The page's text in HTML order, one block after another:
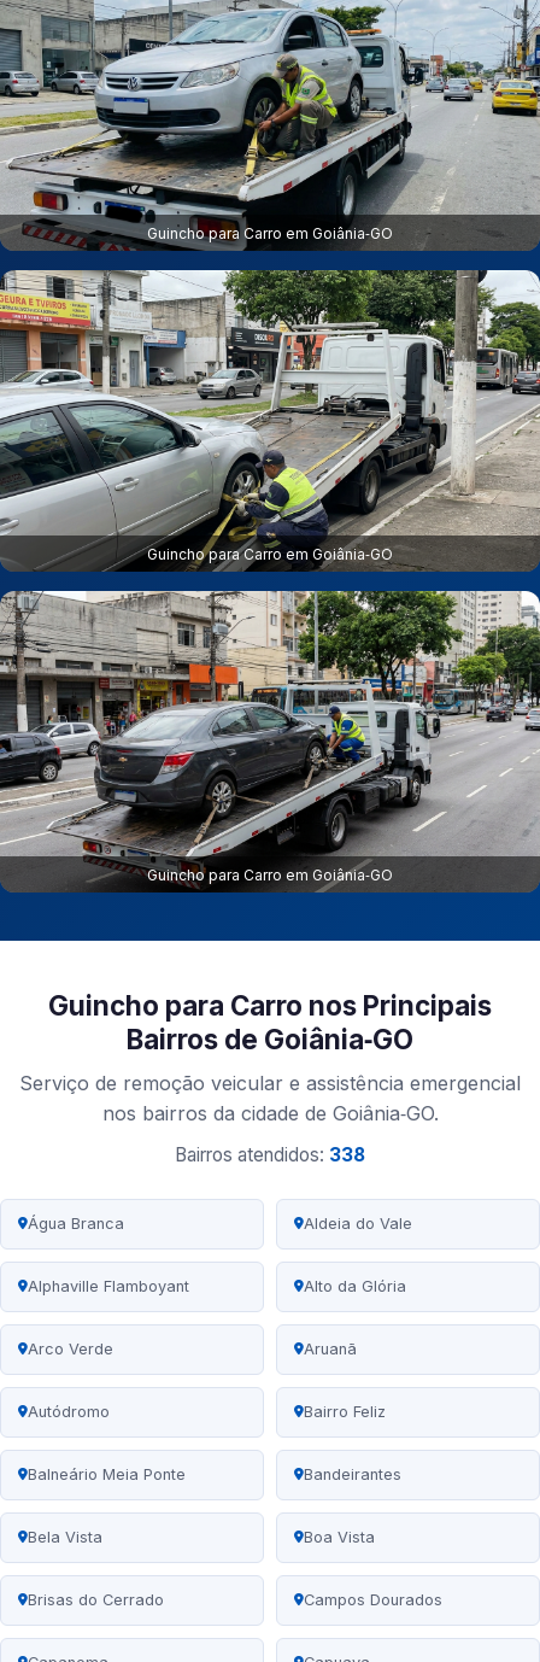
Guincho para Carro em Goiânia‑GO
Guincho para Carro em Goiânia‑GO
Guincho para Carro em Goiânia‑GO
Guincho para Carro nos Principais
Bairros de Goiânia‑GO
Serviço de remoção veicular e assistência emergencial
nos bairros da cidade de Goiânia‑GO.
Bairros atendidos: 338
Água Branca Aldeia do Vale
Alphaville Flamboyant Alto da Glória
Arco Verde Aruanã
Autódromo Bairro Feliz
Balneário Meia Ponte Bandeirantes
Bela Vista Boa Vista
Brisas do Cerrado Campos Dourados